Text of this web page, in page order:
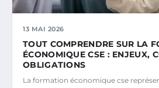
13 MAI 2026
TOUT COMPRENDRE SUR LA
ÉCONOMIQUE CSE : ENJEUX,
OBLIGATIONS
La formation économique cse